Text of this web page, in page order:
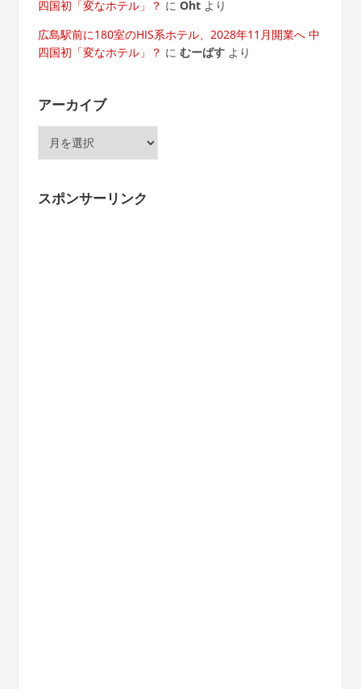
四国初「変なホテル」？ に Ohtより
広島駅前に180室のHIS系ホテル、2028年11月開業へ 中
四国初「変なホテル」？ に むーばすより
アーカイブ
ブ
スポンサーリンク